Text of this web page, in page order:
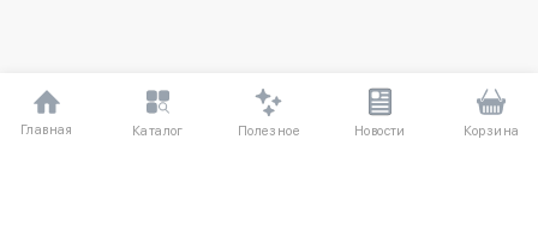
Главная Каталог Полезное Новости Корзина